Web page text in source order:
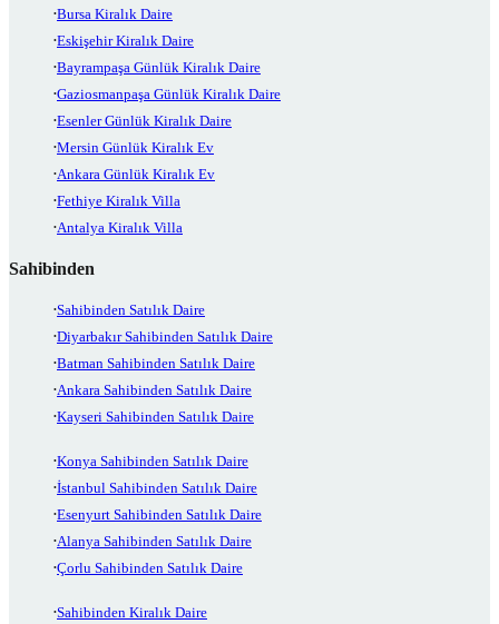
Bursa Kiralık Daire
Eskişehir Kiralık Daire
Bayrampaşa Günlük Kiralık Daire
Gaziosmanpaşa Günlük Kiralık Daire
Esenler Günlük Kiralık Daire
Mersin Günlük Kiralık Ev
Ankara Günlük Kiralık Ev
Fethiye Kiralık Villa
Antalya Kiralık Villa
Sahibinden
Sahibinden Satılık Daire
Diyarbakır Sahibinden Satılık Daire
Batman Sahibinden Satılık Daire
Ankara Sahibinden Satılık Daire
Kayseri Sahibinden Satılık Daire
Konya Sahibinden Satılık Daire
İstanbul Sahibinden Satılık Daire
Esenyurt Sahibinden Satılık Daire
Alanya Sahibinden Satılık Daire
Çorlu Sahibinden Satılık Daire
Sahibinden Kiralık Daire